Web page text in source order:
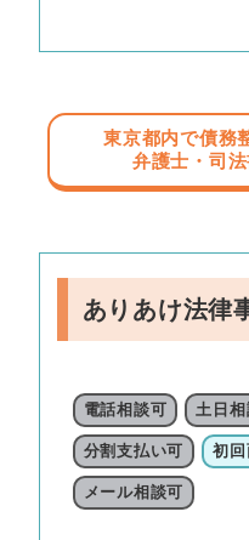
東京都内で債務
弁護士・司
ありあけ法律
電話相談可 土日
分割支払い可 初
メール相談可